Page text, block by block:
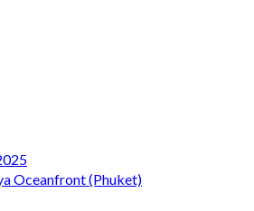
Oceanfront (Phuket)